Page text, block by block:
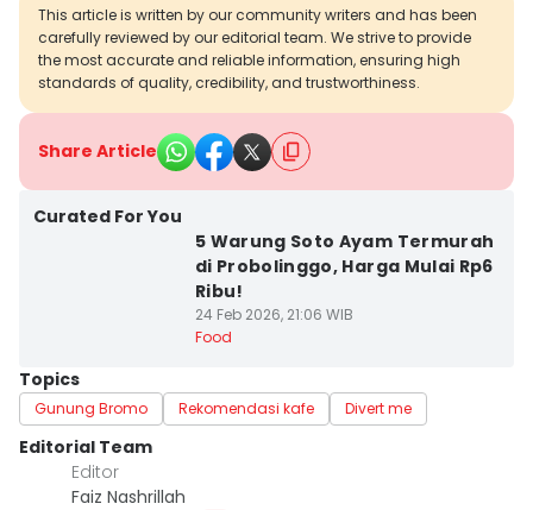
This article is written by our community writers and has been
carefully reviewed by our editorial team. We strive to provide
the most accurate and reliable information, ensuring high
standards of quality, credibility, and trustworthiness.
Share Article
Curated For You
5 Warung Soto Ayam Termurah
di Probolinggo, Harga Mulai Rp6
Ribu!
24 Feb 2026, 21:06 WIB
Food
Topics
Gunung Bromo Rekomendasi kafe Divert me
Editorial Team
Editor
Faiz Nashrillah